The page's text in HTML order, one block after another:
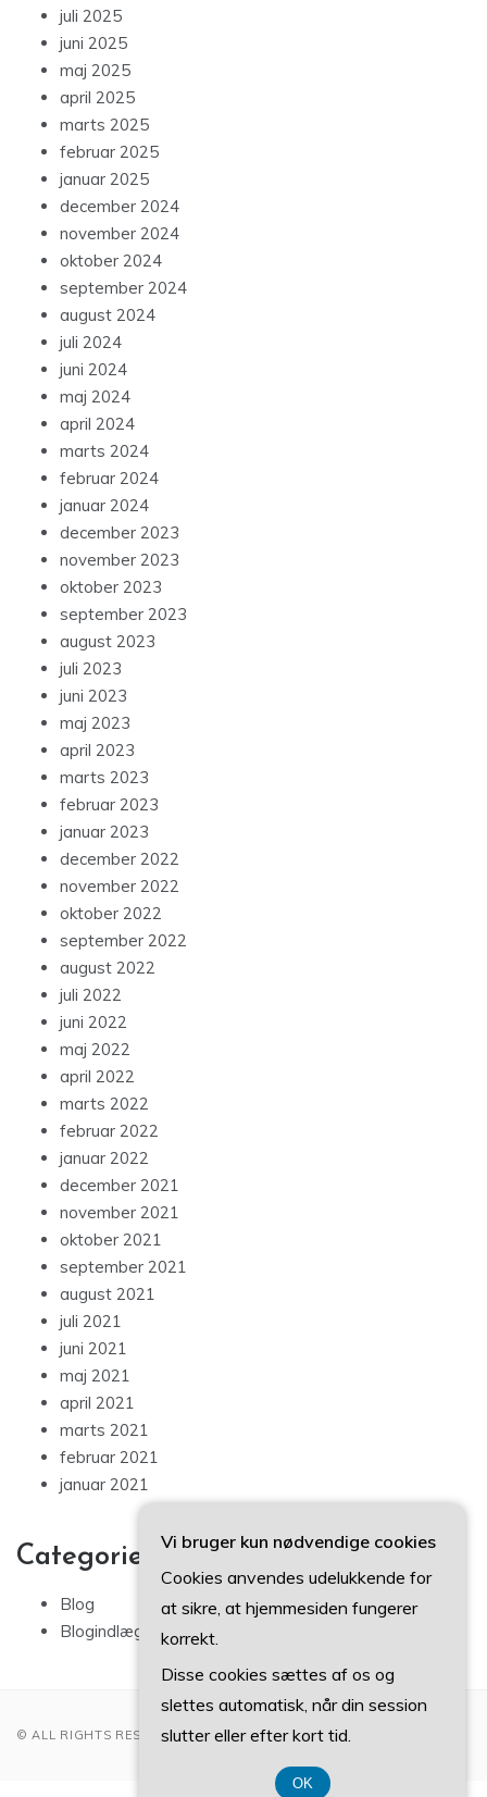
juli 2025
juni 2025
maj 2025
april 2025
marts 2025
februar 2025
januar 2025
december 2024
november 2024
oktober 2024
september 2024
august 2024
juli 2024
juni 2024
maj 2024
april 2024
marts 2024
februar 2024
januar 2024
december 2023
november 2023
oktober 2023
september 2023
august 2023
juli 2023
juni 2023
maj 2023
april 2023
marts 2023
februar 2023
januar 2023
december 2022
november 2022
oktober 2022
september 2022
august 2022
juli 2022
juni 2022
maj 2022
april 2022
marts 2022
februar 2022
januar 2022
december 2021
november 2021
oktober 2021
september 2021
august 2021
juli 2021
juni 2021
maj 2021
april 2021
marts 2021
februar 2021
januar 2021
Categories
Blog
Blogindlæg
© ALL RIGHTS RESERVED 2022
Vi bruger kun nødvendige cookies
Cookies anvendes udelukkende for
at sikre, at hjemmesiden fungerer
korrekt.
Disse cookies sættes af os og
slettes automatisk, når din session
slutter eller efter kort tid.
OK